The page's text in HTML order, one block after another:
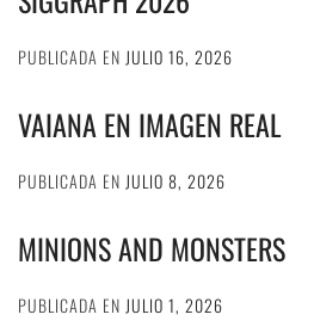
PUBLICADA EN JULIO 16, 2026
VAIANA EN IMAGEN REAL
PUBLICADA EN JULIO 8, 2026
MINIONS AND MONSTERS
PUBLICADA EN JULIO 1, 2026